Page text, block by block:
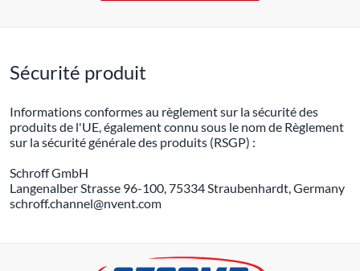
Sécurité produit
Informations conformes au règlement sur la sécurité des
produits de l'UE, également connu sous le nom de Règlement
sur la sécurité générale des produits (RSGP) :
Schroff GmbH
Langenalber Strasse 96-100, 75334 Straubenhardt, Germany
schroff.channel@nvent.com